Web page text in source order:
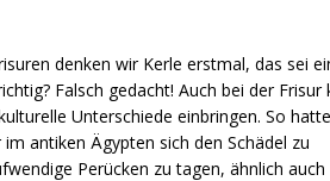
denken wir Kerle erstmal, das sei
Falsch gedacht! Auch bei der Frisur
Unterschiede einbringen. So
antiken Ägypten sich den Schädel zu
Perücken zu tagen, ähnlich auch